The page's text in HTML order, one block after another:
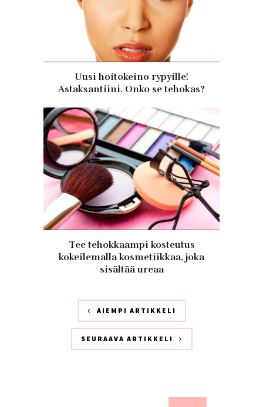
Uusi hoitokeino rypyille!
Astaksantiini. Onko se tehokas?
Tee tehokkaampi kosteutus
kokeilemalla kosmetiikkaa, joka
sisältää ureaa
AIEMPI ARTIKKELI
SEURAAVA ARTIKKELI